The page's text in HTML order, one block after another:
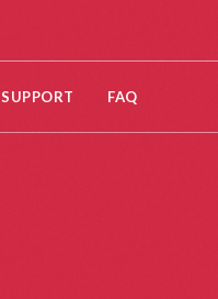
SUPPORT FAQ